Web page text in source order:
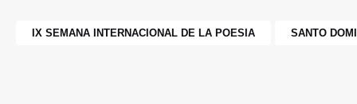
IX SEMANA INTERNACIONAL DE LA POESIA SANTO